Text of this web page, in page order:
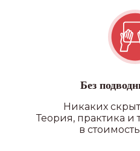
Без
Никаких
Теория, практика
в
филиалов по
где каждый
ближайший к себе